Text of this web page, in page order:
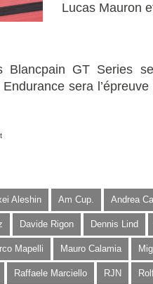
Lucas Mauron
Blancpain GT Series
sera
Aleshin Am Cup. Andrea
Davide Rigon Dennis Lind
Mapelli Mauro Calamia
Raffaele Marciello RJN